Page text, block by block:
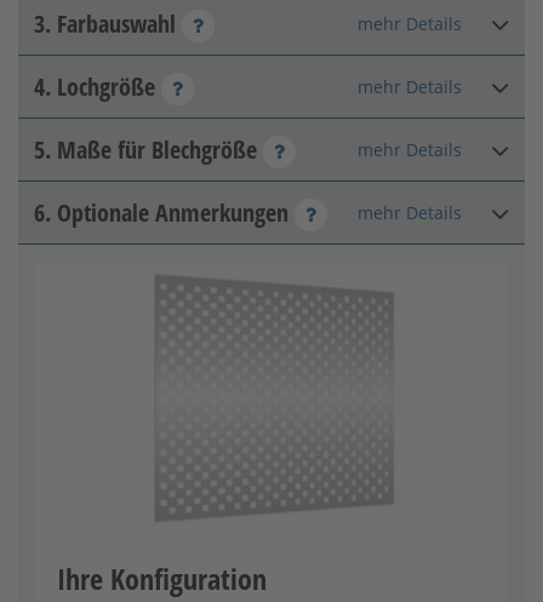
Farbbeschichtet glatt
seidenglänzend
Farbbeschichtet Feinstruktur
3. Farbauswahl mehr Details
RAL 9010 Reinweiß
RAL 9016 Verkehrsweiß
4. Lochgröße mehr Details
5 x 5 mm
5. Maße für Blechgröße mehr Details
Länge:
mm
6. Optionale Anmerkungen mehr Details
Ihre KonfigurationKonfigurator wird geladen